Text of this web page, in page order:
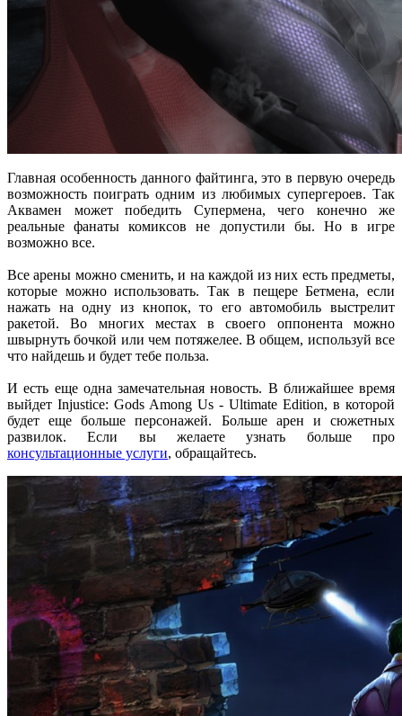
Главная особенность данного файтинга, это в первую очередь
возможность поиграть одним из любимых супергероев. Так
Аквамен может победить Супермена, чего конечно же
реальные фанаты комиксов не допустили бы. Но в игре
возможно все.
Все арены можно сменить, и на каждой из них есть предметы,
которые можно использовать. Так в пещере Бетмена, если
нажать на одну из кнопок, то его автомобиль выстрелит
ракетой. Во многих местах в своего оппонента можно
швырнуть бочкой или чем потяжелее. В общем, используй все
что найдешь и будет тебе польза.
И есть еще одна замечательная новость. В ближайшее время
выйдет Injustice: Gods Among Us - Ultimate Edition, в которой
будет еще больше персонажей. Больше арен и сюжетных
развилок. Если вы желаете узнать больше про
консультационные услуги, обращайтесь.